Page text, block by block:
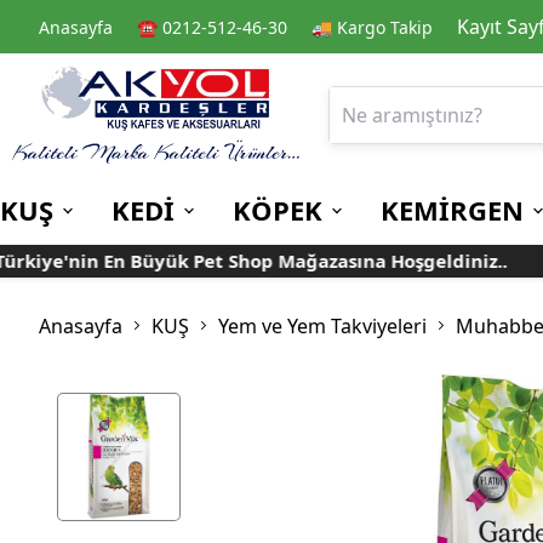
Anasayfa ☎️ 0212-512-46-30 🚚 Kargo Takip Kayıt
KUŞ
Kafes
Muhabbet
Papağan
Taşıma Kafesi
Rulolu Kafes
Kafes Aksesuarları
Yemlikler
KEDİ
Kedi Kuru Mamalar Kedi Kumları
Taşımalar
KÖPEK
Kuru Mamalar Konserve Mamalar
Mama ve Su Kapları
KEMİRGEN
Guinea Pig Yemleri
En Büyük Pet Shop Mağazasına Hoşgeldiniz..
Anasayfa KUŞ Yem ve Yem Takviyeleri